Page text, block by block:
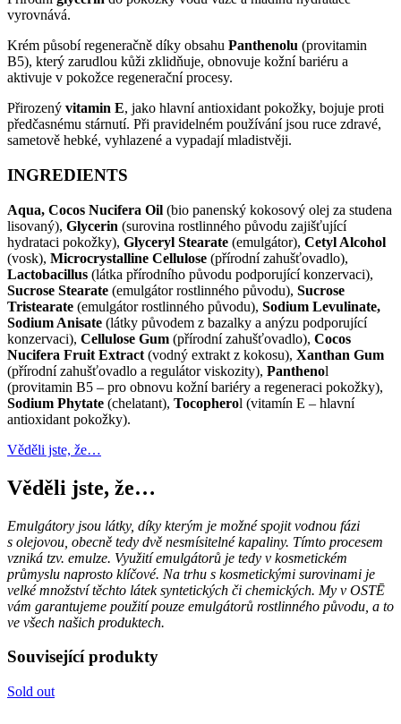
vyrovnává.
Krém působí regeneračně díky obsahu Panthenolu (provitamin
B5), který zarudlou kůži zklidňuje, obnovuje kožní bariéru a
aktivuje v pokožce regenerační procesy.
Přirozený vitamin E, jako hlavní antioxidant pokožky, bojuje proti
předčasnému stárnutí. Při pravidelném používání jsou ruce zdravé,
sametově hebké, vyhlazené a vypadají mladistvěji.
INGREDIENTS
Aqua, Cocos Nucifera Oil (bio panenský kokosový olej za studena
lisovaný), Glycerin (surovina rostlinného původu zajišťující
hydrataci pokožky), Glyceryl Stearate (emulgátor), Cetyl Alcohol
(vosk), Microcrystalline Cellulose (přírodní zahušťovadlo),
Lactobacillus (látka přírodního původu podporující konzervaci),
Sucrose Stearate (emulgátor rostlinného původu), Sucrose
Tristearate (emulgátor rostlinného původu), Sodium Levulinate,
Sodium Anisate (látky původem z bazalky a anýzu podporující
konzervaci), Cellulose Gum (přírodní zahušťovadlo), Cocos
Nucifera Fruit Extract (vodný extrakt z kokosu), Xanthan Gum
(přírodní zahušťovadlo a regulátor viskozity), Panthenol
(provitamin B5 – pro obnovu kožní bariéry a regeneraci pokožky),
Sodium Phytate (chelatant), Tocopherol (vitamín E – hlavní
antioxidant pokožky).
Věděli jste, že…
Věděli jste, že…
Emulgátory jsou látky, díky kterým je možné spojit vodnou fázi
s olejovou, obecně tedy dvě nesmísitelné kapaliny. Tímto procesem
vzniká tzv. emulze. Využití emulgátorů je tedy v kosmetickém
průmyslu naprosto klíčové. Na trhu s kosmetickými surovinami je
velké množství těchto látek syntetických či chemických. My v OSTĒ
vám garantujeme použití pouze emulgátorů rostlinného původu, a to
ve všech našich produktech.
Související produkty
Sold out